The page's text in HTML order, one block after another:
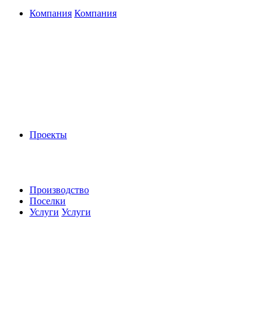
Компания Компания
Проекты
Производство
Поселки
Услуги Услуги